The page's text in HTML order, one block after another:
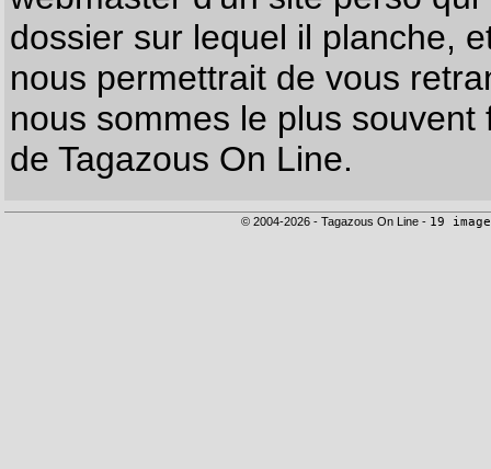
dossier sur lequel il planche,
nous permettrait de vous
nous sommes le plus
de Tagazous On Line.
© 2004-2026 - Tagazous On Line - 19